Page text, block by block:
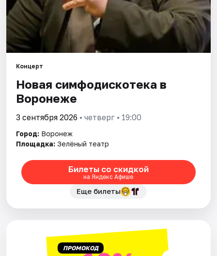
Концерт
Новая симфодискотека в
Воронеже
3 сентября 2026 • четверг • 19:00
Город: Воронеж
Площадка: Зелёный театр
Билеты со скидкой
на Яндекс Афише
Еще билеты
ПРОМОКОД